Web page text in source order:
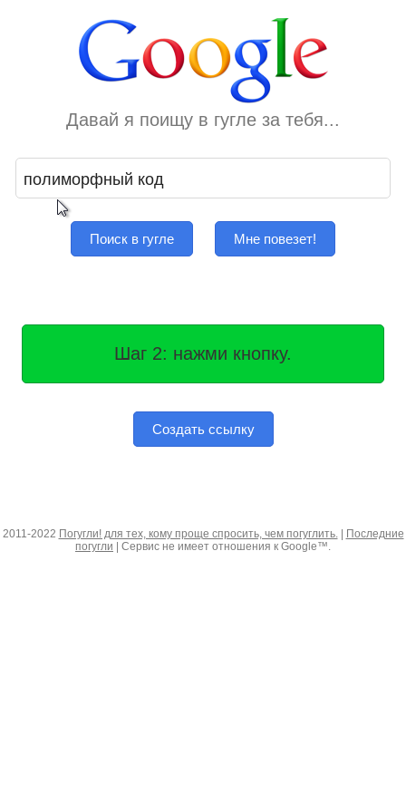
Давай я поищу в гугле за тебя...
Поиск в гугле Мне повезет!
Шаг 2: нажми кнопку.
Создать ссылку
2011-2022 Погугли! для тех, кому проще спросить, чем погуглить.|
Последние
погугли | Сервис не имеет отношения к Google™.